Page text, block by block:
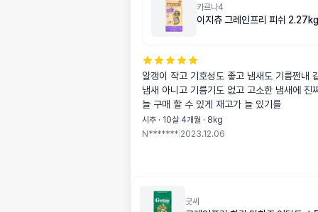
카르나4
이지츄 그레인프리 피쉬 2.27kg
알갱이 작고 기호성도 좋고 냄새도 기름쩐내
냄새 아니고 기름기도 없고 고소한 냄새에 진짜 최고에요👍
늘 구매 할 수 있게 재고가 늘 있기를
시추 · 10살 4개월 · 8kg
N******* 2023.12.06
굿씨